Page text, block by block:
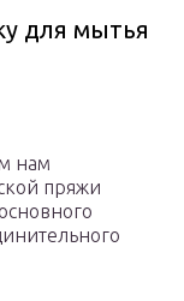
для мытья
нам
пряжи